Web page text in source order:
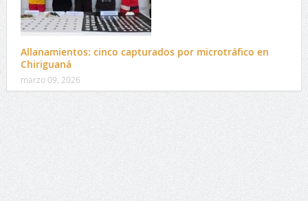
Allanamientos: cinco capturados por microtráfico en
Chiriguaná
marzo 09, 2026